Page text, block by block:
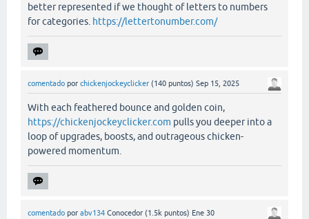
better represented if we thought of letters to numbers
for categories. https://lettertonumber.com/
comentado por chickenjockeyclicker (140 puntos) Sep 15, 2025
With each feathered bounce and golden coin,
https://chickenjockeyclicker.com pulls you deeper into a
loop of upgrades, boosts, and outrageous chicken-
powered momentum.
comentado por abv134 Conocedor (1.5k puntos) Ene 30